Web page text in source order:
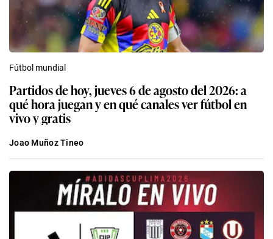
Fútbol mundial
Partidos de hoy, jueves 6 de agosto del 2026: a
qué hora juegan y en qué canales ver fútbol en
vivo y gratis
Joao Muñoz Tineo